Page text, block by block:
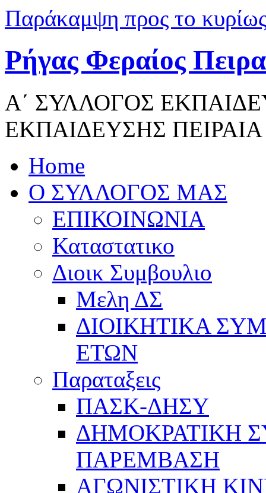
Παράκαμψη προς το
Ρήγας Φεραίος
Α΄ ΣΥΛΛΟΓΟΣ
ΕΚΠΑΙΔΕΥΣΗΣ ΠΕΙΡΑΙΑ
Home
Ο ΣΥΛΛΟΓΟΣ ΜΑΣ
ΕΠΙΚΟΙΝΩΝΙΑ
Καταστατικο
Διοικ Συμβουλιο
Μελη ΔΣ
ΔΙΟΙΚΗΤΙΚΑ
ΕΤΩΝ
Παραταξεις
ΠΑΣΚ-ΔΗΣΥ
ΔΗΜΟΚΡΑΤΙΚΗ
ΠΑΡΕΜΒΑΣΗ
ΑΓΩΝΙΣΤΙΚΗ